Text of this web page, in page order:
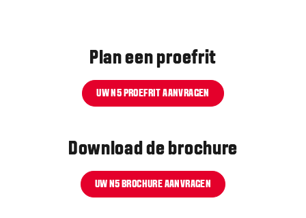
Plan een proefrit
UW N5 PROEFRIT AANVRAGEN
Download de brochure
UW N5 BROCHURE AANVRAGEN